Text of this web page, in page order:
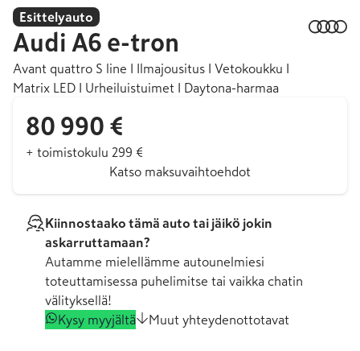
Esittelyauto
Audi A6 e-tron
Avant quattro S line I Ilmajousitus I Vetokoukku I
Matrix LED I Urheiluistuimet I Daytona-harmaa
80 990 €
+ toimistokulu 299 €
Katso maksuvaihtoehdot
Kiinnostaako tämä auto tai jäikö jokin
askarruttamaan?
Autamme mielellämme autounelmiesi
toteuttamisessa puhelimitse tai vaikka chatin
välityksellä!
Kysy myyjältä
Muut yhteydenottotavat